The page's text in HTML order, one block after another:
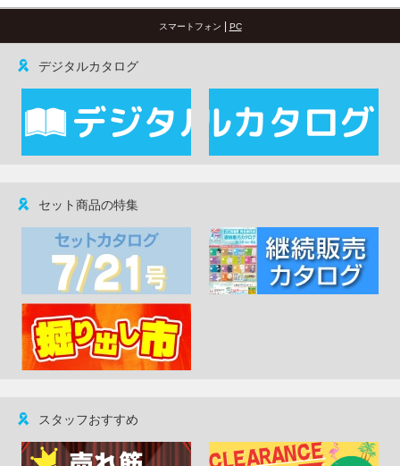
スマートフォン PC
デジタルカタログ
セット商品の特集
スタッフおすすめ